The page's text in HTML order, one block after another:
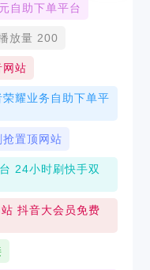
自助下单平台
放量 200
网站
耀业务自助下单平
置顶网站
24小时刷快手双
抖音大会员免费